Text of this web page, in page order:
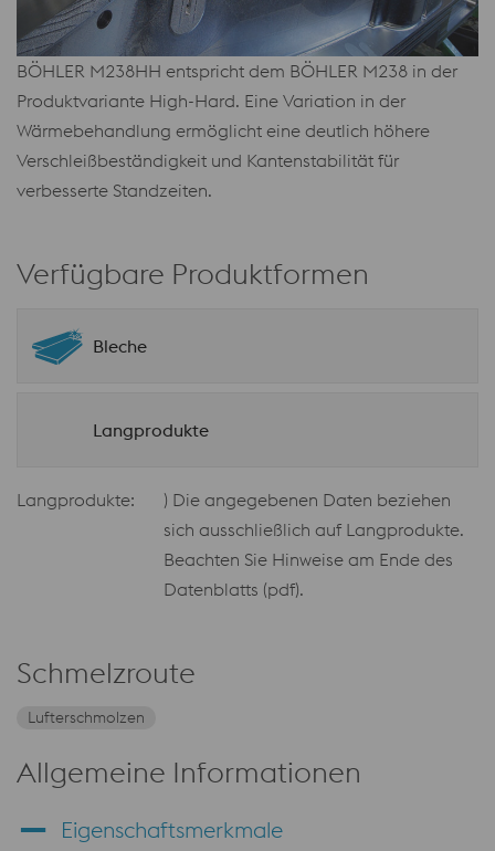
BÖHLER M238HH entspricht dem BÖHLER M238 in der
Produktvariante High-Hard. Eine Variation in der
Wärmebehandlung ermöglicht eine deutlich höhere
Verschleißbeständigkeit und Kantenstabilität für
verbesserte Standzeiten.
Verfügbare Produktformen
Bleche
Langprodukte
Langprodukte:
) Die angegebenen Daten beziehen
sich ausschließlich auf Langprodukte.
Beachten Sie Hinweise am Ende des
Datenblatts (pdf).
Schmelzroute
Lufterschmolzen
Allgemeine Informationen
Eigenschaftsmerkmale